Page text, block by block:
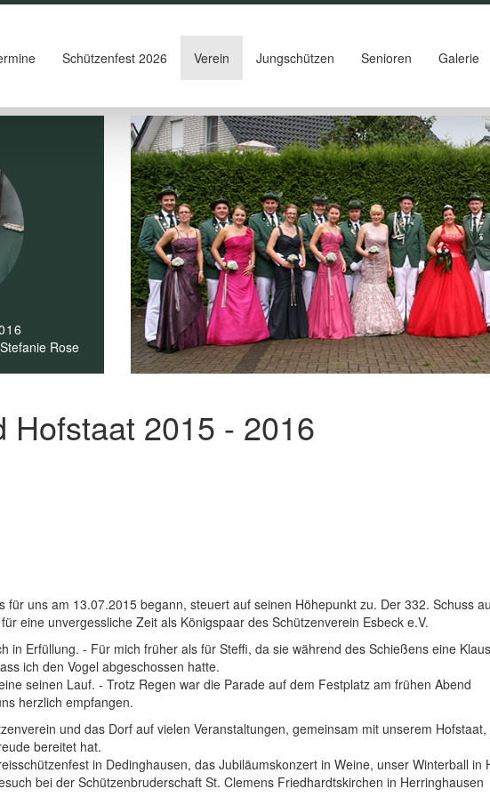
Schützenfest 2026 Verein Jungschützen Senioren Galerie
Rose
Hofstaat 2015 - 2016
für uns am 13.07.2015 begann, steuert auf seinen Höhepunkt zu. Der 332. Schuss
eine unvergessliche Zeit als Königspaar des Schützenverein Esbeck e.V.
in Erfüllung. - Für mich früher als für Steffi, da sie während des Schießens eine
ich den Vogel abgeschossen hatte.
seinen Lauf. - Trotz Regen war die Parade auf dem Festplatz am frühen Abend
herzlich empfangen.
und das Dorf auf vielen Veranstaltungen, gemeinsam mit unserem Hofstaat,
bereitet hat.
in Dedinghausen, das Jubiläumskonzert in Weine, unser Winterball in
bei der Schützenbruderschaft St. Clemens Friedhardtskirchen in Herringhausen